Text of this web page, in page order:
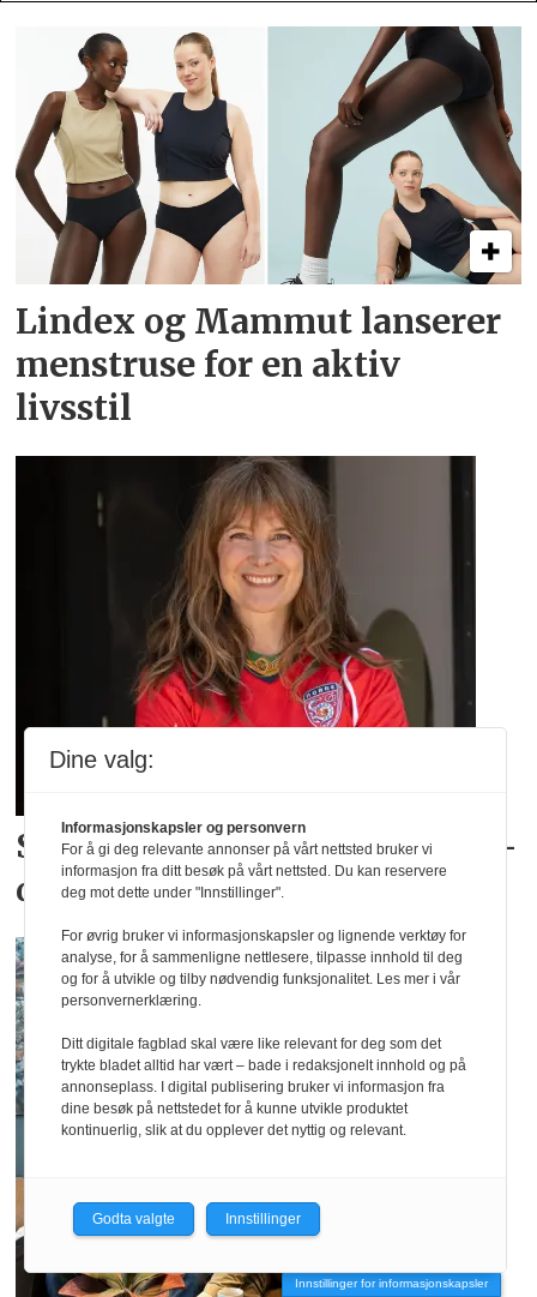
Lindex og Mammut lanserer
menstruse for en aktiv
livsstil
Skyhøy interesse forlandslags­
drakter
Innstillinger for informasjonskapsler
Dine valg:
Informasjonskapsler og personvern
For å gi deg relevante annonser på vårt nettsted bruker vi
informasjon fra ditt besøk på vårt nettsted. Du kan reservere
deg mot dette under "Innstillinger".
For øvrig bruker vi informasjonskapsler og lignende verktøy for
analyse, for å sammenligne nettlesere, tilpasse innhold til deg
og for å utvikle og tilby nødvendig funksjonalitet. Les mer i vår
personvernerklæring.
Ditt digitale fagblad skal være like relevant for deg som det
trykte bladet alltid har vært – bade i redaksjonelt innhold og på
annonseplass. I digital publisering bruker vi informasjon fra
dine besøk på nettstedet for å kunne utvikle produktet
kontinuerlig, slik at du opplever det nyttig og relevant.
Godta valgte Innstillinger